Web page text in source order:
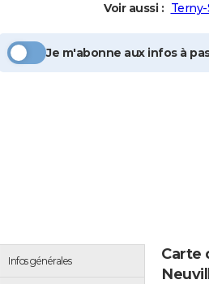
Voir aussi :
Je m'abonne aux infos à
Infos générales
Carte